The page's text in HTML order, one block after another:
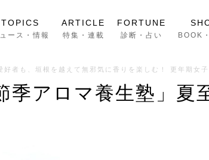
TOPICS
ース・情報
ARTICLE
特集・連載
FORTUNE
診断・占い BOOK
好者も、垣根を越えて無邪気に香りを楽しむ！ 更年期
季アロマ養生塾」